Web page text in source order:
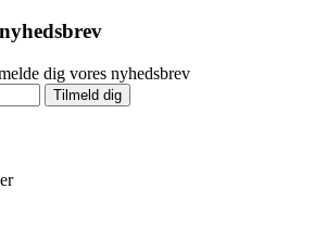
dig vores nyhedsbrev
Tilmeld dig